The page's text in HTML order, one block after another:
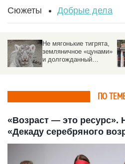
Сюжеты Добрые дела
Не мягонькие тигрята,
земляничное «цунами»
и долгожданный
ПО
«Возраст — это ресурс».
«Декаду серебряного